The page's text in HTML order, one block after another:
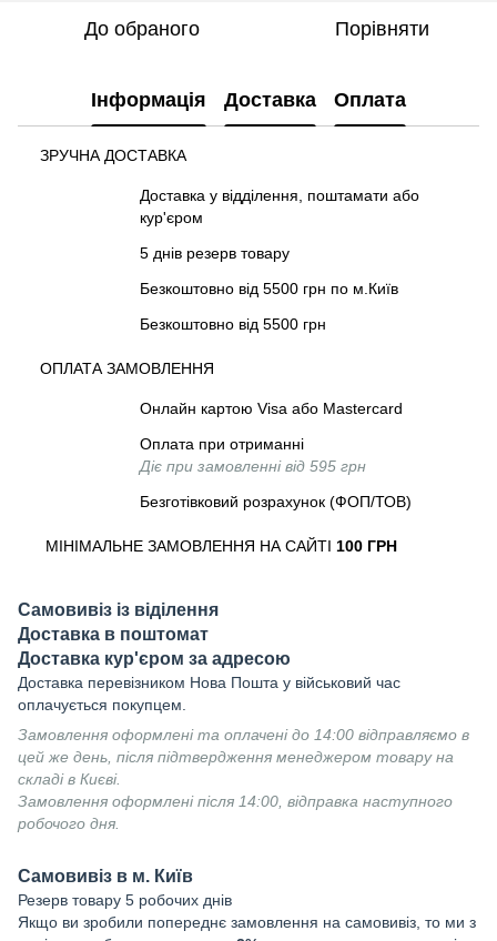
До обраного Порівняти
Інформація Доставка Оплата
ЗРУЧНА ДОСТАВКА
Доставка у відділення, поштамати або
кур'єром
5 днів резерв товару
Безкоштовно від 5500 грн по м.Київ
Безкоштовно від 5500 грн
ОПЛАТА ЗАМОВЛЕННЯ
Онлайн картою Visa або Mastercard
Оплата при отриманні
Діє при замовленні від 595 грн
Безготівковий розрахунок (ФОП/ТОВ)
МІНІМАЛЬНЕ ЗАМОВЛЕННЯ НА САЙТІ 100 ГРН
Самовивіз із віділення
Доставка в поштомат
Доставка кур'єром за адресою
Доставка перевізником Нова Пошта у військовий час
оплачується покупцем.
Замовлення оформлені та оплачені до 14:00 відправляємо в
цей же день, після підтвердження менеджером товару на
складі в Києві.
Замовлення оформлені після 14:00, відправка наступного
робочого дня.
Самовивіз в м. Київ
Резерв товару 5 робочих днів
Якщо ви зробили попереднє замовлення на самовивіз, то ми з